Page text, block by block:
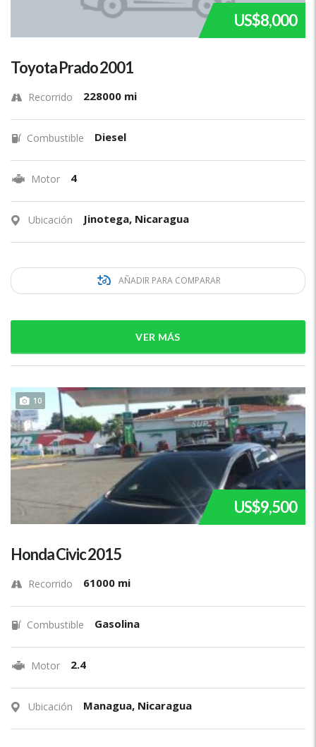
US$8,000
Toyota Prado 2001
Recorrido 228000 mi
Combustible Diesel
Motor 4
Ubicación Jinotega, Nicaragua
AÑADIR PARA COMPARAR
VER MÁS
10
US$9,500
Honda Civic 2015
Recorrido 61000 mi
Combustible Gasolina
Motor 2.4
Ubicación Managua, Nicaragua